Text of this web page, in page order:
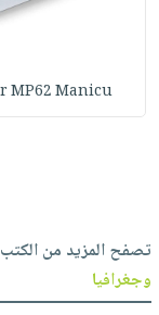
MP62 Manicu
تصفح المزيد من الكتب
وجغرافيا